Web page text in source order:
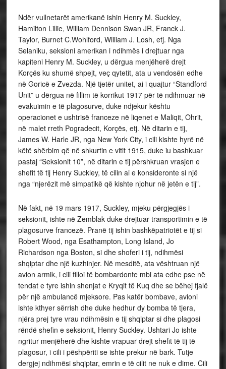
Ndër vullnetarët amerikanë ishin Henry M. Suckley,
Hamilton Lillie, William Dennison Swan JR, Franck J.
Taylor, Burnet C.Wohlford, William J. Losh, etj. Nga
Selaniku, seksioni amerikan i ndihmës i drejtuar nga
kapiteni Henry M. Suckley, u dërgua menjëherë drejt
Korçës ku shumë shpejt, veç qytetit, ata u vendosën edhe
në Goricë e Zvezda. Një tjetër unitet, ai i quajtur “Standford
Unit” u dërgua në fillim të korrikut 1917 për të ndihmuar në
evakuimin e të plagosurve, duke ndjekur kështu
operacionet e ushtrisë franceze në liqenet e Maliqit, Ohrit,
në malet rreth Pogradecit, Korçës, etj. Në ditarin e tij,
James W. Harle JR, nga New York City, i cili kishte hyrë në
këtë shërbim që në shkurtin e vitit 1915, duke iu bashkuar
pastaj “Seksionit 10”, në ditarin e tij përshkruan vrasjen e
shefit të tij Henry Suckley, të cilin ai e konsideronte si një
nga “njerëzit më simpatikë që kishte njohur në jetën e tij”.
Në fakt, në 19 mars 1917, Suckley, mjeku përgjegjës i
seksionit, ishte në Zemblak duke drejtuar transportimin e të
plagosurve francezë. Pranë tij ishin bashkëpatriotët e tij si
Robert Wood, nga Esathampton, Long Island, Jo
Richardson nga Boston, si dhe shoferi i tij, ndihmësi
shqiptar dhe një kuzhinjer. Në mesditë, ata vështruan një
avion armik, i cili filloi të bombardonte mbi ata edhe pse në
tendat e tyre ishin shenjat e Kryqit të Kuq dhe se bëhej fjalë
për një ambulancë mjeksore. Pas katër bombave, avioni
ishte kthyer sërrish dhe duke hedhur dy bomba të tjera,
njëra prej tyre vrau ndihmësin e tij shqiptar si dhe plagosi
rëndë shefin e seksionit, Henry Suckley. Ushtari Jo ishte
ngritur menjëherë dhe kishte vrapuar drejt shefit të tij të
plagosur, i cili i pëshpëriti se ishte prekur në bark. Tutje
dergjej ndihmësi shqiptar, emrin e të cilit ne nuk e dime. Cili